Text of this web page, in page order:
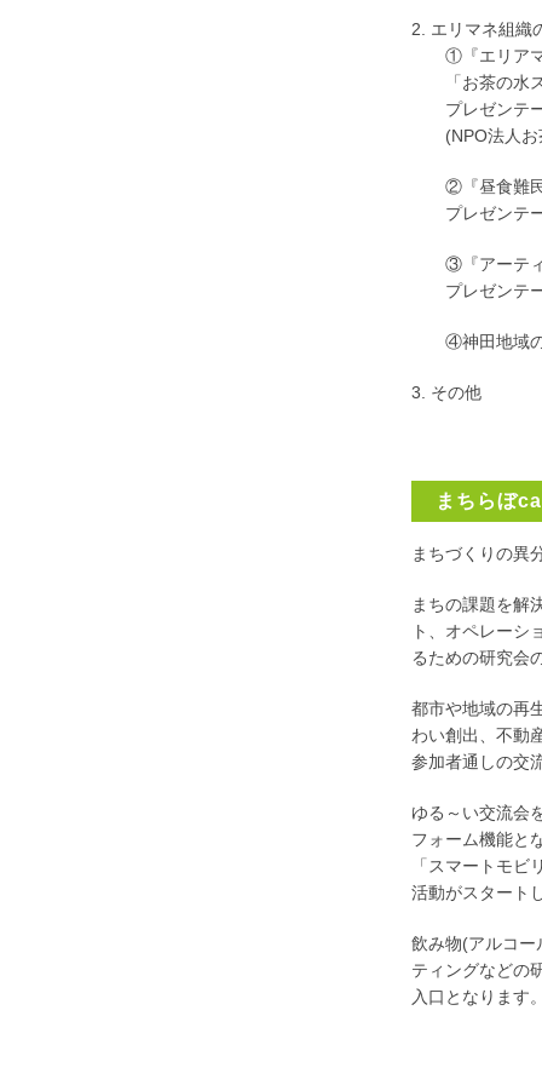
2. エリマネ組織
①『エリアマ
「お茶の水ス
プレゼンテー
(NPO法人お茶
②『昼食難民
プレゼンテ
③『アーティ
プレゼンテー
④神田地域の
3. その他
まちらぼ
まちづくりの異
まちの課題を解
ト、オペレーシ
るための研究会
都市や地域の再
わい創出、不動
参加者通しの交
ゆる～い交流会
フォーム機能と
「スマートモ
活動がスタート
飲み物(アルコー
ティングなどの
入口となります